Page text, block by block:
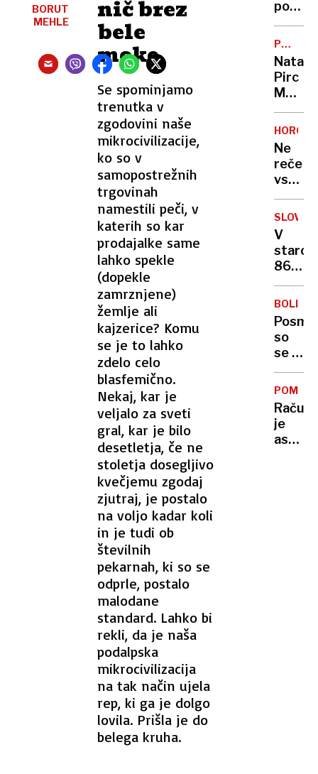
nič brez
bele
moke
Se spominjamo
trenutka v
zgodovini naše
mikrocivilizacije,
ko so v
samopostrežnih
trgovinah
namestili peči, v
katerih so kar
prodajalke same
lahko spekle
(dopekle
zamrznjene)
žemlje ali
kajzerice? Komu
se je to lahko
zdelo celo
blasfemično.
Nekaj, kar je
veljalo za sveti
gral, kar je bilo
desetletja, če ne
stoletja dosegljivo
kvečjemu zgodaj
zjutraj, je postalo
na voljo kadar koli
in je tudi ob
številnih
pekarnah, ki so se
odprle, postalo
malodane
standard. Lahko bi
rekli, da je naša
podalpska
mikrocivilizacija
na tak način ujela
rep, ki ga je dolgo
lovila. Prišla je do
belega kruha.
BORUT
MEHLE
porabe
piva
se
ne
bo
na
noben
način”
PO
NESREČI
Nataša
Pirc
Musar:
"Težko
mi
je,
zelo
težko.
Pa
ne
samo
zaradi
sebe"
Ne
reče
vsak
»ljubim
te«:
kako
da
mu
je
mar
SLOVO
V
86
let
umrl
trener
Don
Nelson
so
se ji,
ker
pleza
v
krilu.
Danes
meri
Račun
je